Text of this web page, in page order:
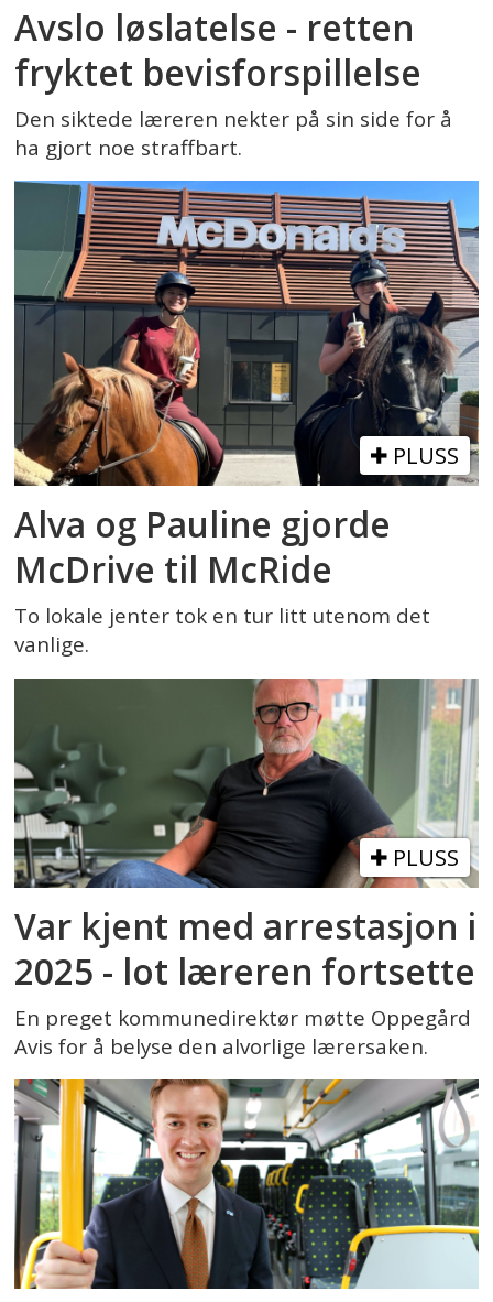
Avslo løslatelse - retten
fryktet bevisforspillelse
Den siktede læreren nekter på sin side for å
ha gjort noe straffbart.
PLUSS
Alva og Pauline gjorde
McDrive til McRide
To lokale jenter tok en tur litt utenom det
vanlige.
PLUSS
Var kjent med arrestasjon i
2025 - lot læreren fortsette
En preget kommunedirektør møtte Oppegård
Avis for å belyse den alvorlige lærersaken.